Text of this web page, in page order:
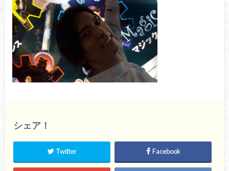
シェア！
Twitter Facebook